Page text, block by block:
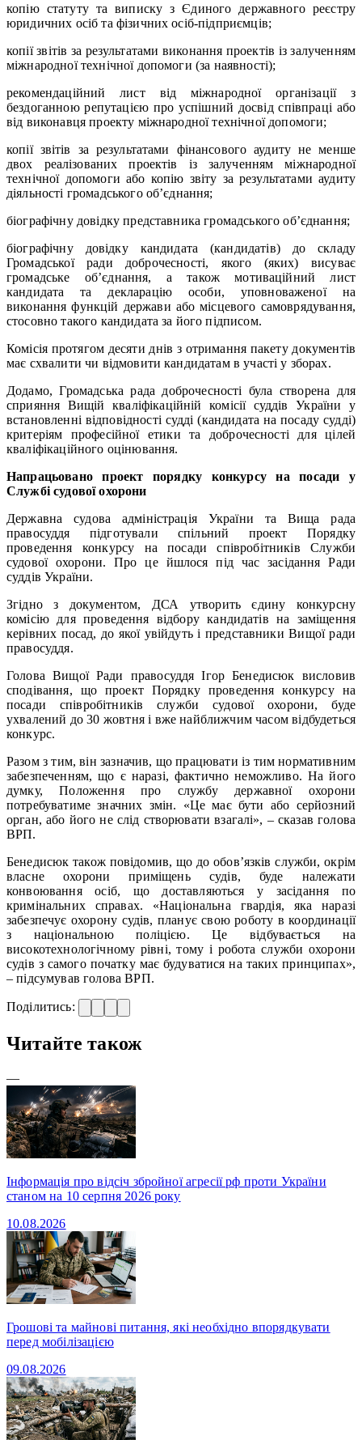
копію статуту та виписку з Єдиного державного реєстру
юридичних осіб та фізичних осіб-підприємців;
копії звітів за результатами виконання проектів із залученням
міжнародної технічної допомоги (за наявності);
рекомендаційний лист від міжнародної організації з
бездоганною репутацією про успішний досвід співпраці або
від виконавця проекту міжнародної технічної допомоги;
копії звітів за результатами фінансового аудиту не менше
двох реалізованих проектів із залученням міжнародної
технічної допомоги або копію звіту за результатами аудиту
діяльності громадського об’єднання;
біографічну довідку представника громадського об’єднання;
біографічну довідку кандидата (кандидатів) до складу
Громадської ради доброчесності, якого (яких) висуває
громадське об’єднання, а також мотиваційний лист
кандидата та декларацію особи, уповноваженої на
виконання функцій держави або місцевого самоврядування,
стосовно такого кандидата за його підписом.
Комісія протягом десяти днів з отримання пакету документів
має схвалити чи відмовити кандидатам в участі у зборах.
Додамо, Громадська рада доброчесності була створена для
сприяння Вищій кваліфікаційній комісії суддів України у
встановленні відповідності судді (кандидата на посаду судді)
критеріям професійної етики та доброчесності для цілей
кваліфікаційного оцінювання.
Напрацьовано проект порядку конкурсу на посади у
Службі судової охорони
Державна судова адміністрація України та Вища рада
правосуддя підготували спільний проект Порядку
проведення конкурсу на посади співробітників Служби
судової охорони. Про це йшлося під час засідання Ради
суддів України.
Згідно з документом, ДСА утворить єдину конкурсну
комісію для проведення відбору кандидатів на заміщення
керівних посад, до якої увійдуть і представники Вищої ради
правосуддя.
Голова Вищої Ради правосуддя Ігор Бенедисюк висловив
сподівання, що проект Порядку проведення конкурсу на
посади співробітників служби судової охорони, буде
ухвалений до 30 жовтня і вже найближчим часом відбудеться
конкурс.
Разом з тим, він зазначив, що працювати із тим нормативним
забезпеченням, що є наразі, фактично неможливо. На його
думку, Положення про службу державної охорони
потребуватиме значних змін. «Це має бути або серйозний
орган, або його не слід створювати взагалі», – сказав голова
ВРП.
Бенедисюк також повідомив, що до обов’язків служби, окрім
власне охорони приміщень судів, буде належати
конвоювання осіб, що доставляються у засідання по
кримінальних справах. «Національна гвардія, яка наразі
забезпечує охорону судів, планує свою роботу в координації
з національною поліцією. Це відбувається на
високотехнологічному рівні, тому і робота служби охорони
судів з самого початку має будуватися на таких принципах»,
– підсумував голова ВРП.
Поділитись:
Читайте також
—
Інформація про відсіч збройної агресії рф проти України
станом на 10 серпня 2026 року
10.08.2026
Грошові та майнові питання, які необхідно впорядкувати
перед мобілізацією
09.08.2026